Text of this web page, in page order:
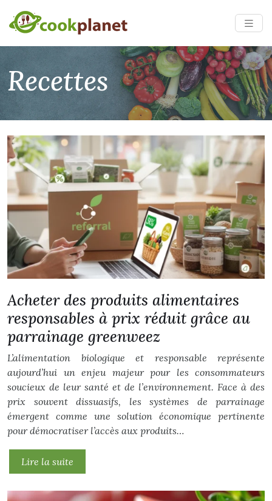
Recettes
Acheter des produits alimentaires
responsables à prix réduit grâce au
parrainage greenweez
L’alimentation biologique et responsable représente
aujourd’hui un enjeu majeur pour les consommateurs
soucieux de leur santé et de l’environnement. Face à des
prix souvent dissuasifs, les systèmes de parrainage
émergent comme une solution économique pertinente
pour démocratiser l’accès aux produits…
Lire la suite